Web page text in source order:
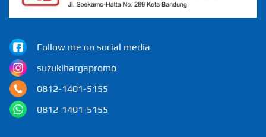
Follow me on social media
suzukihargapromo
0812-1401-5155
0812-1401-5155